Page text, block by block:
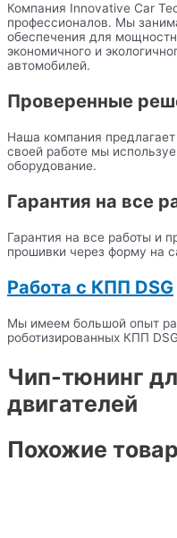
Компания Innovative Car
профессионалов. Мы
обеспечения для
экономичного и
автомобилей.
Проверенные
Наша компания
своей работе мы
оборудование.
Гарантия на все
Гарантия на все работы и
прошивки через форму на
Работа с КПП DSG
Мы имеем большой опыт
роботизированных КПП
Чип-тюнинг
двигателей
Похожие